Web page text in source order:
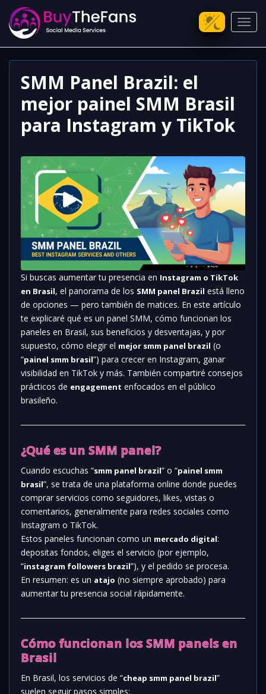
SMM Panel Brazil: el
mejor painel SMM Brasil
para Instagram y TikTok
Si buscas aumentar tu presencia en Instagram o TikTok
en Brasil, el panorama de los SMM panel Brazil está lleno
de opciones — pero también de matices. En este artículo
te explicaré qué es un panel SMM, cómo funcionan los
paneles en Brasil, sus beneficios y desventajas, y por
supuesto, cómo elegir el mejor smm panel brazil (o
“painel smm brasil”) para crecer en Instagram, ganar
visibilidad en TikTok y más. También compartiré consejos
prácticos de engagement enfocados en el público
brasileño.
¿Qué es un SMM panel?
Cuando escuchas “smm panel brazil” o “painel smm
brasil”, se trata de una plataforma online donde puedes
comprar servicios como seguidores, likes, vistas o
comentarios, generalmente para redes sociales como
Instagram o TikTok.
Estos paneles funcionan como un mercado digital:
depositas fondos, eliges el servicio (por ejemplo,
“instagram followers brazil”), y el pedido se procesa.
En resumen: es un atajo (no siempre aprobado) para
aumentar tu presencia social rápidamente.
Cómo funcionan los SMM panels en
Brasil
En Brasil, los servicios de “cheap smm panel brazil”
suelen seguir pasos simples: